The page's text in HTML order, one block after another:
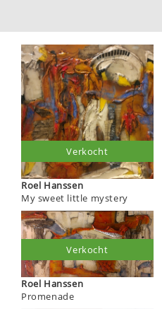
Roel Hanssen
My sweet little mystery
Verkocht
Roel Hanssen
Promenade
Verkocht